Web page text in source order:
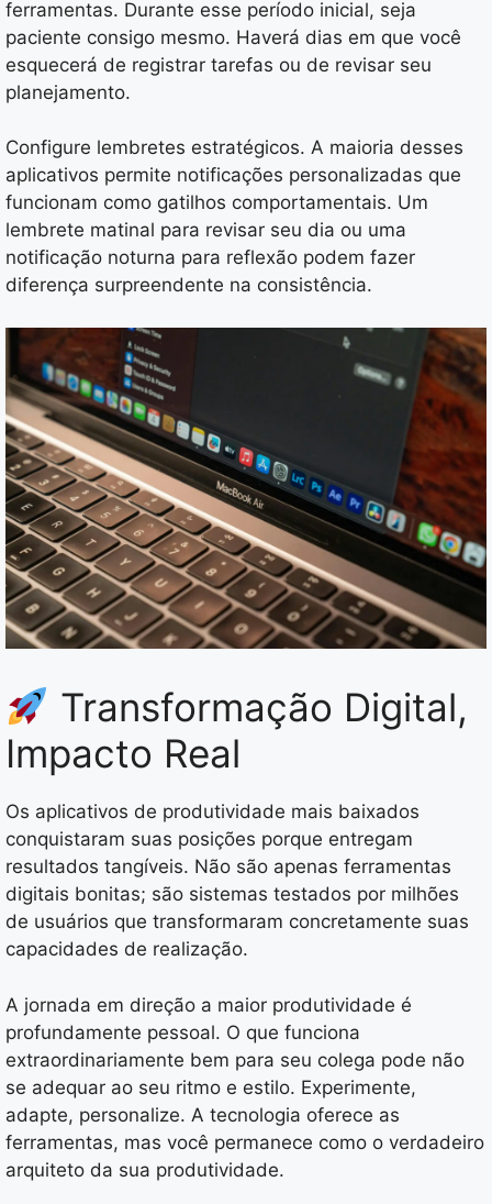
ferramentas. Durante esse período inicial, seja
paciente consigo mesmo. Haverá dias em que você
esquecerá de registrar tarefas ou de revisar seu
planejamento.
Configure lembretes estratégicos. A maioria desses
aplicativos permite notificações personalizadas que
funcionam como gatilhos comportamentais. Um
lembrete matinal para revisar seu dia ou uma
notificação noturna para reflexão podem fazer
diferença surpreendente na consistência.
Transformação Digital,
Impacto Real
Os aplicativos de produtividade mais baixados
conquistaram suas posições porque entregam
resultados tangíveis. Não são apenas ferramentas
digitais bonitas; são sistemas testados por milhões
de usuários que transformaram concretamente suas
capacidades de realização.
A jornada em direção a maior produtividade é
profundamente pessoal. O que funciona
extraordinariamente bem para seu colega pode não
se adequar ao seu ritmo e estilo. Experimente,
adapte, personalize. A tecnologia oferece as
ferramentas, mas você permanece como o verdadeiro
arquiteto da sua produtividade.